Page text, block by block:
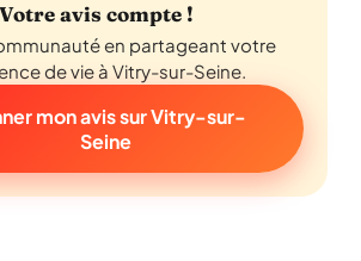
Votre avis compte !
en partageant votre
de vie à Vitry-sur-Seine.
mon avis sur Vitry-sur-
Seine